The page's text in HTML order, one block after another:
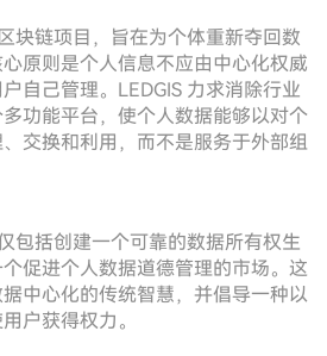
块链项目，旨在为个体重新夺回数
原则是个人信息不应由中心化权威
自己管理。LEDGIS 力求消除行业
功能平台，使个人数据能够以对个
交换和利用，而不是服务于外部组
包括创建一个可靠的数据所有权生
促进个人数据道德管理的市场。这
中心化的传统智慧，并倡导一种以
户获得权力。